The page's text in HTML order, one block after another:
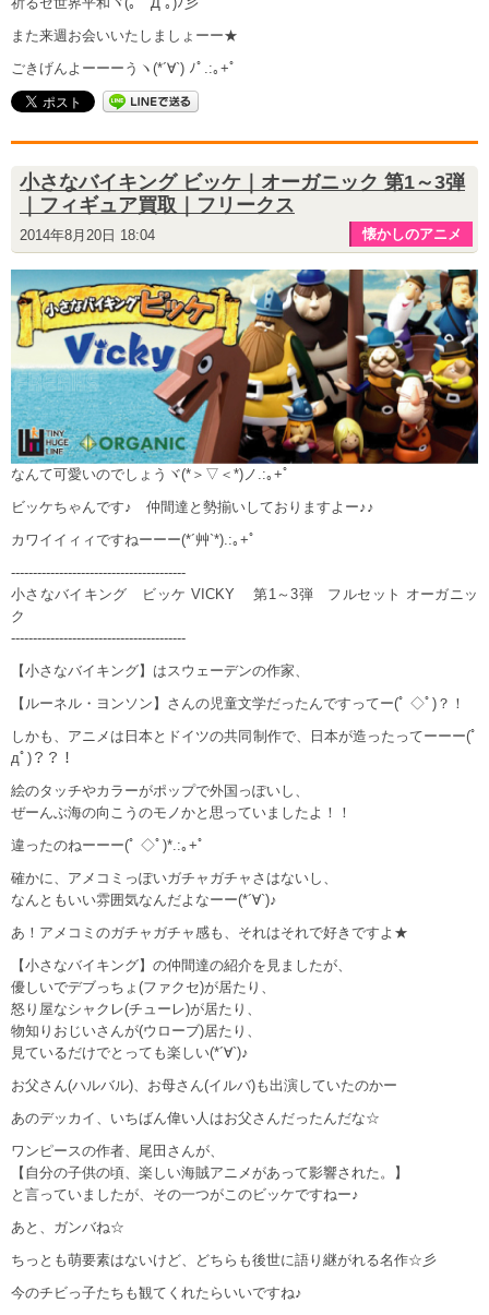
また来週お会いいたしましょーー★
ごきげんよーーーうヽ(*´∀`) ﾉﾟ.:｡+ﾟ
小さなバイキング ビッケ｜オーガニック 第1～3弾
｜フィギュア買取｜フリークス
2014年8月20日 18:04 懐かしのアニメ
なんて可愛いのでしょうヾ(*＞▽＜*)ノ.:｡+ﾟ
ビッケちゃんです♪ 仲間達と勢揃いしておりますよー♪♪
カワイイィィですねーーー(*´艸`*).:｡+ﾟ
----------------------------------------
小さなバイキング ビッケ VICKY 第1～3弾 フルセット オーガニッ
ク
----------------------------------------
【小さなバイキング】はスウェーデンの作家、
【ルーネル・ヨンソン】さんの児童文学だったんですってー(ﾟ ◇ﾟ)？！
しかも、アニメは日本とドイツの共同制作で、日本が造ったってーーー(ﾟ
дﾟ)？？！
絵のタッチやカラーがポップで外国っぽいし、
ぜーんぶ海の向こうのモノかと思っていましたよ！！
違ったのねーーー(ﾟ ◇ﾟ)*.:｡+ﾟ
確かに、アメコミっぽいガチャガチャさはないし、
なんともいい雰囲気なんだよなーー(*´∀`)♪
あ！アメコミのガチャガチャ感も、それはそれで好きですよ★
【小さなバイキング】の仲間達の紹介を見ましたが、
優しいでデブっちょ(ファクセ)が居たり、
怒り屋なシャクレ(チューレ)が居たり、
物知りおじいさんが(ウローブ)居たり、
見ているだけでとっても楽しい(*´∀`)♪
お父さん(ハルバル)、お母さん(イルバ)も出演していたのかー
あのデッカイ、いちばん偉い人はお父さんだったんだな☆
ワンピースの作者、尾田さんが、
【自分の子供の頃、楽しい海賊アニメがあって影響された。】
と言っていましたが、その一つがこのビッケですねー♪
あと、ガンバね☆
ちっとも萌要素はないけど、どちらも後世に語り継がれる名作☆彡
今のチビっ子たちも観てくれたらいいですね♪